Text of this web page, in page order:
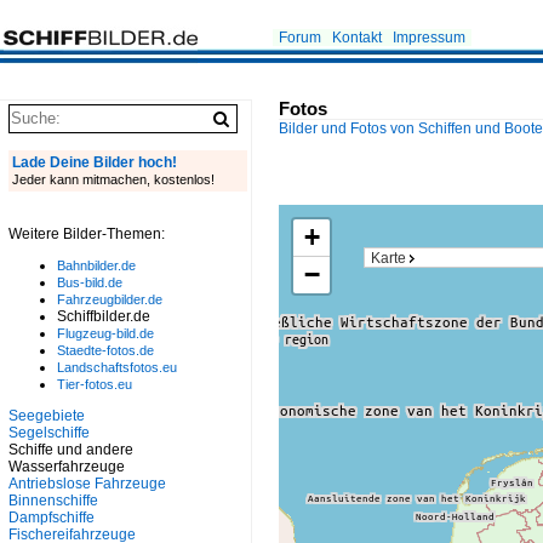
Forum Kontakt Impressum
Fotos
Bilder und Fotos von Schiffen und
Karte
+
−
Lade Deine Bilder hoch!
Jeder kann mitmachen, kostenlos!
Weitere Bilder-Themen:
Bahnbilder.de
Bus-bild.de
Fahrzeugbilder.de
Schiffbilder.de
Flugzeug-bild.de
Staedte-fotos.de
Landschaftsfotos.eu
Tier-fotos.eu
Seegebiete
Segelschiffe
Schiffe und andere
Wasserfahrzeuge
Antriebslose Fahrzeuge
Binnenschiffe
Dampfschiffe
Fischereifahrzeuge